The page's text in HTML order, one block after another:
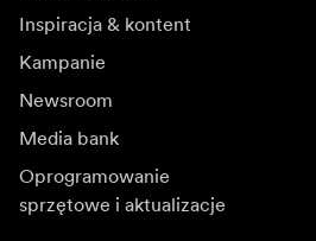
Inspiracja & kontent
Kampanie
Newsroom
Media bank
Oprogramowanie
sprzętowe i aktualizacje